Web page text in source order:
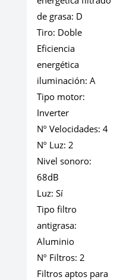
de grasa: D
Tiro: Doble
Eficiencia
energética
iluminación: A
Tipo motor:
Inverter
Nº Velocidades: 4
Nº Luz: 2
Nivel sonoro:
68dB
Luz: Sí
Tipo filtro
antigrasa:
Aluminio
Nº Filtros: 2
Filtros aptos para